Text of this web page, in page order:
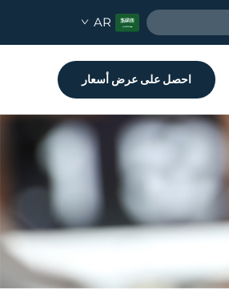
AR
احصل على عرض أسعار